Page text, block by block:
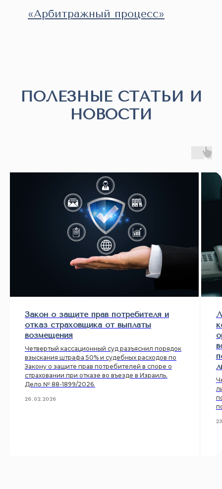
«Арбитражный процесс»
ПОЛЕЗНЫЕ СТАТЬИ И
НОВОСТИ
Закон о защите прав потребителя и
отказ страховщика от выплаты
возмещения
Четвертый кассационный суд разъяснил порядок
взыскания штрафа 50% и судебных расходов по
Закону о защите прав потребителей в споре о
страховании при отказе во въезде в Израиль.
Дело № 88-1899/2026.
26.02.2026